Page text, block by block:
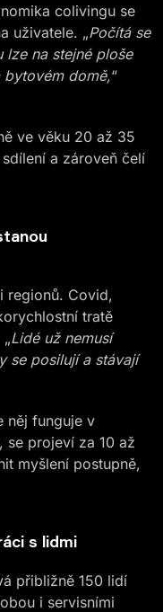
colivingu se
uživatele. „Počítá se
na stejné ploše
domě,“
ve věku 20 až 35
a zároveň čelí
regionů. Covid,
tratě
Lidé už nemusí
se posilují a stávají
něj funguje v
se projeví za 10 až
myšlení postupně,
s lidmi
přibližně 150 lidí
i servisními